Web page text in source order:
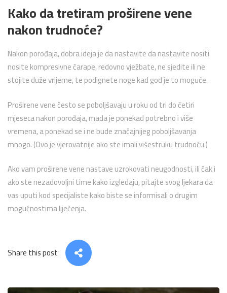
Kako da tretiram proširene vene
nakon trudnoće?
Nakon porođaja, dobra ideja je da nastavite da nastavite nositi
nosite kompresivne čarape, redovno vježbate, ne sjedite ili ne
stojite duže vrijeme, te podignete noge kad god je to moguće.
Proširene vene često se poboljšavaju u roku od tri do četiri
mjeseca nakon porođaja, mada je ponekad potrebno i više
vremena, a ponekad se i ne bude značajnijeg poboljšavanja
mnogo. (Ovo je vjerovatnije ako ste imali višestruku trudnoću.)
Ako vam proširene vene nastave uzrokovati neugodnosti, ili čak i
ako ste nezadovoljni time kako izgledaju, pitajte svog ljekara da
vas uputi kod specijaliste kako biste se informisali o drugim
mogućnostima liječenja.
Share this post